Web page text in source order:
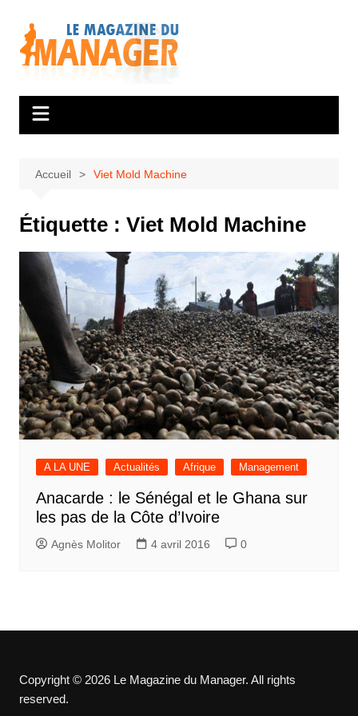
contenu
Accueil Viet Mold Machine
Étiquette : Viet Mold Machine
A LA UNE Actualités Afrique Management
Anacarde : le Sénégal et le Ghana sur
les pas de la Côte d’Ivoire
Agnès Molitor 4 avril 2016 0
Copyright © 2026 Le Magazine du Manager. All rights
reserved.